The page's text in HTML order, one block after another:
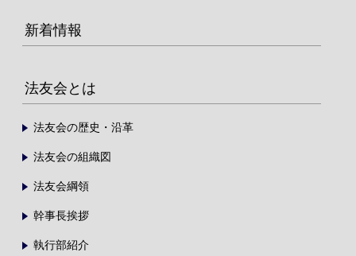
新着情報
法友会とは
法友会の歴史・沿革
法友会の組織図
法友会綱領
幹事長挨拶
執行部紹介